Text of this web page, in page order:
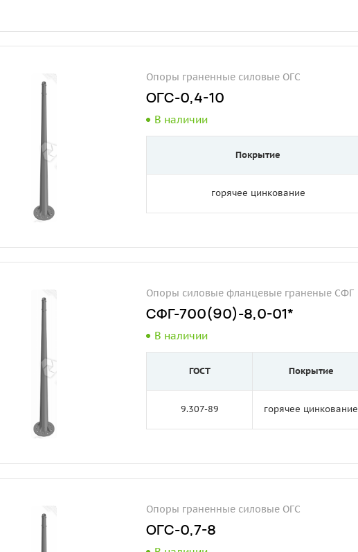
Опоры граненные силовые ОГС
ОГС-0,4-10
В наличии
Покрытие
горячее цинкование
Опоры силовые фланцевые граненые СФГ
СФГ-700(90)-8,0-01*
В наличии
ГОСТ
9.307-89
Покрытие
горячее цинкование
Опоры граненные силовые ОГС
ОГС-0,7-8